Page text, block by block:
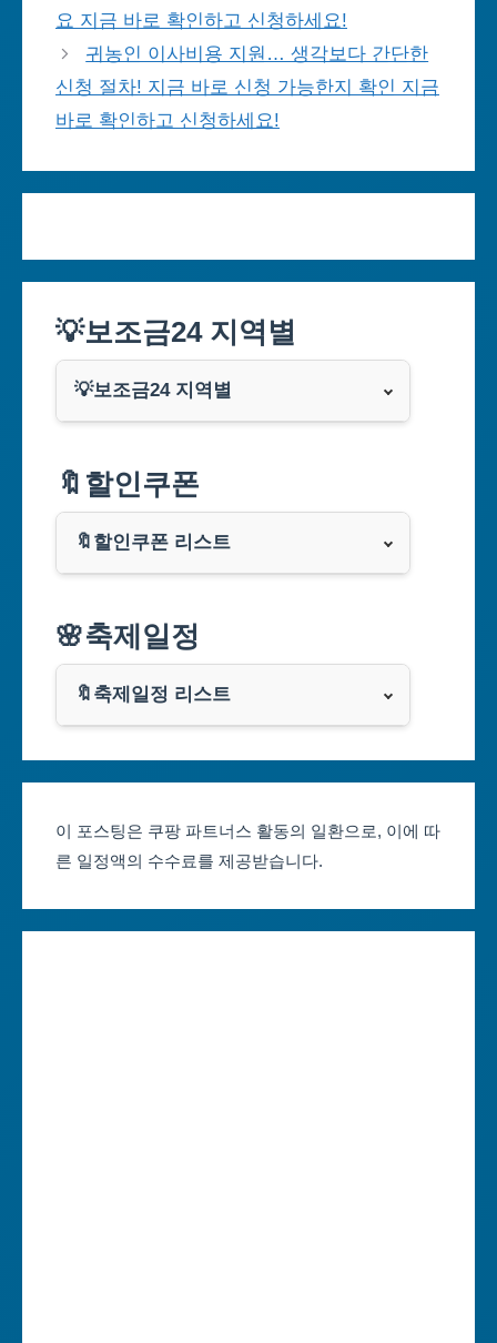
요 지금 바로 확인하고 신청하세요!
귀농인 이사비용 지원… 생각보다 간단한
신청 절차! 지금 바로 신청 가능한지 확인 지금
바로 확인하고 신청하세요!
💡보조금24 지역별
💡보조금24 지역별
부산광역시
대구광역시
인천광역시
광주광역시
대전광역시
🔖할인쿠폰
🔖할인쿠폰 리스트
쿠팡
클룩
🌸축제일정
🔖축제일정 리스트
대구축제 일정
인천축제 일정
이 포스팅은 쿠팡 파트너스 활동의 일환으로, 이에 따
른 일정액의 수수료를 제공받습니다.